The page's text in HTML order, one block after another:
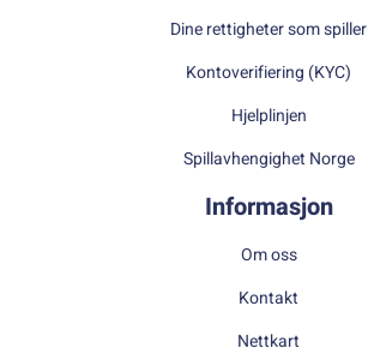
Dine rettigheter som spiller
Kontoverifiering (KYC)
Hjelplinjen
Spillavhengighet Norge
Informasjon
Om oss
Kontakt
Nettkart